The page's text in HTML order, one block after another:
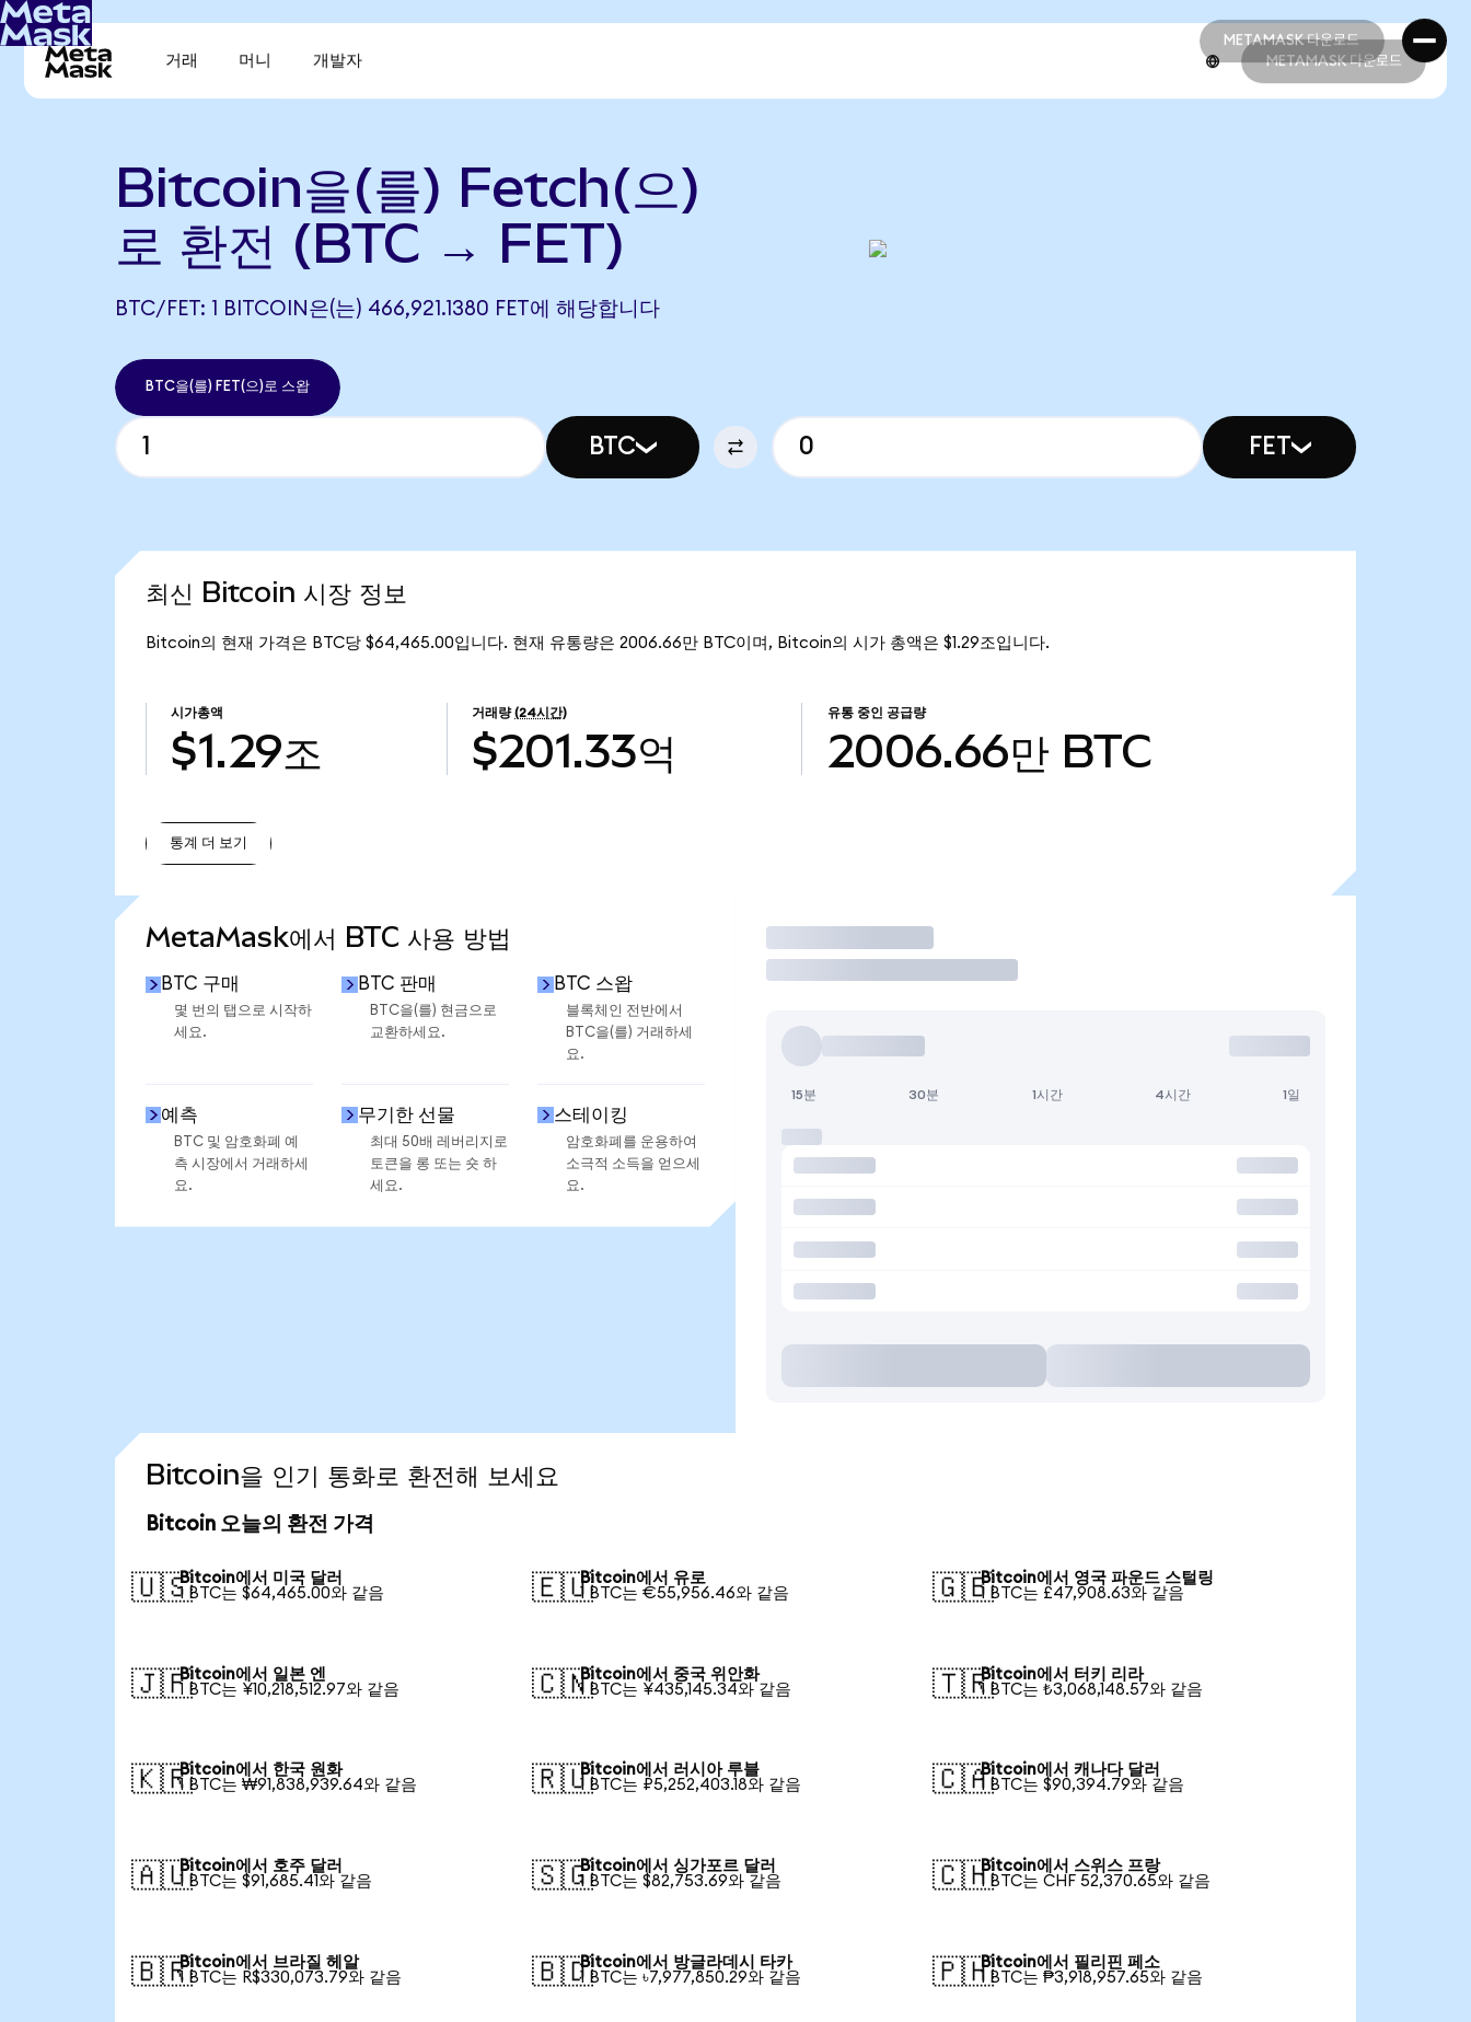
METAMASK 다운로드
METAMASK 다운로드
거래 머니 개발자 METAMASK 다운로드
Bitcoin을(를) Fetch(으)
로 환전 (BTC → FET)
BTC/FET: 1 BITCOIN은(는) 466,921.1380 FET에 해당합니다
BTC을(를) FET(으)로 스왑
BTC FET
최신 Bitcoin 시장 정보
Bitcoin의 현재 가격은 BTC당 $64,465.00입니다. 현재 유통량은 2006.66만 BTC이며, Bitcoin의 시가 총액은 $1.29조입니다.
시가총액
$1.29조
거래량 (24시간)
$201.33억
유통 중인 공급량
2006.66만 BTC
통계 더 보기
MetaMask에서 BTC 사용 방법
BTC 구매
몇 번의 탭으로 시작하
세요.
BTC 판매
BTC을(를) 현금으로
교환하세요.
BTC 스왑
블록체인 전반에서
BTC을(를) 거래하세
요.
예측
BTC 및 암호화폐 예
측 시장에서 거래하세
요.
무기한 선물
최대 50배 레버리지로
토큰을 롱 또는 숏 하
세요.
스테이킹
암호화폐를 운용하여
소극적 소득을 얻으세
요.
거래
15분 30분 1시간 4시간 1일
Bitcoin을 인기 통화로 환전해 보세요
Bitcoin 오늘의 환전 가격
🇺🇸Bitcoin에서 미국 달러
1 BTC는 $64,465.00와 같음
🇪🇺Bitcoin에서 유로
1 BTC는 €55,956.46와 같음
🇬🇧Bitcoin에서 영국 파운드 스털링
1 BTC는 £47,908.63와 같음
🇯🇵Bitcoin에서 일본 엔
1 BTC는 ¥10,218,512.97와 같음
🇨🇳Bitcoin에서 중국 위안화
1 BTC는 ¥435,145.34와 같음
🇹🇷Bitcoin에서 터키 리라
1 BTC는 ₺3,068,148.57와 같음
🇰🇷Bitcoin에서 한국 원화
1 BTC는 ₩91,838,939.64와 같음
🇷🇺Bitcoin에서 러시아 루블
1 BTC는 ₽5,252,403.18와 같음
🇨🇦Bitcoin에서 캐나다 달러
1 BTC는 $90,394.79와 같음
🇦🇺Bitcoin에서 호주 달러
1 BTC는 $91,685.41와 같음
🇸🇬Bitcoin에서 싱가포르 달러
1 BTC는 $82,753.69와 같음
🇨🇭Bitcoin에서 스위스 프랑
1 BTC는 CHF 52,370.65와 같음
🇧🇷Bitcoin에서 브라질 헤알
1 BTC는 R$330,073.79와 같음
🇧🇩Bitcoin에서 방글라데시 타카
1 BTC는 ৳7,977,850.29와 같음
🇵🇭Bitcoin에서 필리핀 페소
1 BTC는 ₱3,918,957.65와 같음